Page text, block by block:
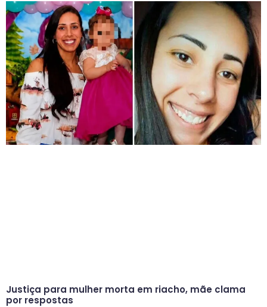
Justiça para mulher morta em riacho, mãe clama
por respostas